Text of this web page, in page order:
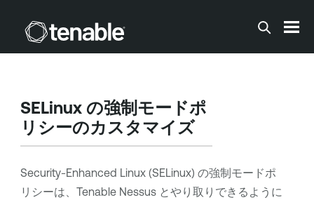
メインコンテンツに移動する
SELinux の強制モードポ
リシーのカスタマイズ
Security-Enhanced Linux (SELinux) の強制モードポ
リシーは、 Tenable Nessusとやり取りできるように